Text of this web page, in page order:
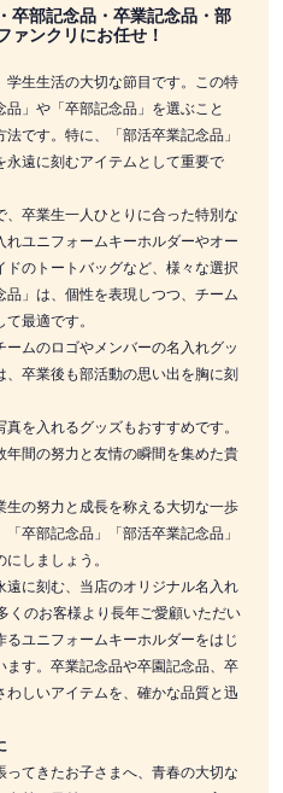
部記念品・卒業記念品・部
ァンクリにお任せ！
生生活の大切な節目です。この特
」や「卒部記念品」を選ぶこと
です。特に、「部活卒業記念品」
遠に刻むアイテムとして重要で
卒業生一人ひとりに合った特別な
ユニフォームキーホルダーやオー
のトートバッグなど、様々な選択
」は、個性を表現しつつ、チーム
最適です。
ムのロゴやメンバーの名入れグッ
卒業後も部活動の思い出を胸に刻
を入れるグッズもおすすめです。
年間の努力と友情の瞬間を集めた貴
の努力と成長を称える大切な一歩
卒部記念品」「部活卒業記念品」
しましょう。
に刻む、当店のオリジナル名入れ
くのお客様より長年ご愛顧いただい
ユニフォームキーホルダーをはじ
す。卒業記念品や卒園記念品、卒
しいアイテムを、確かな品質と迅
てきたお子さまへ、青春の大切な